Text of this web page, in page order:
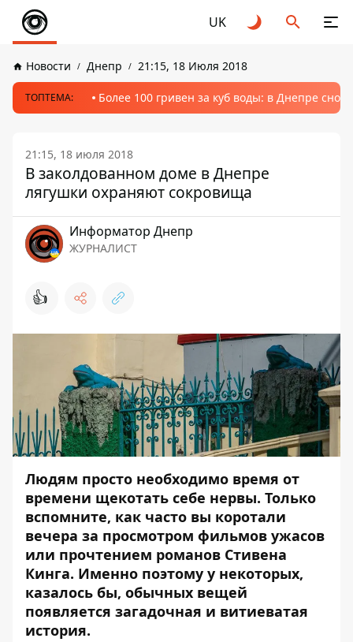
UK
Новости Днепр 21:15, 18 Июля 2018
ТОПТЕМА: Более 100 гривен за куб воды: в Днепре
21:15, 18 июля 2018
В заколдованном доме в Днепре
лягушки охраняют сокровища
Информатор Днепр
ЖУРНАЛИСТ
👍
Людям просто необходимо время от
времени щекотать себе нервы. Только
вспомните, как часто вы коротали
вечера за просмотром фильмов ужасов
или прочтением романов Стивена
Кинга. Именно поэтому у некоторых,
казалось бы, обычных вещей
появляется загадочная и витиеватая
история.